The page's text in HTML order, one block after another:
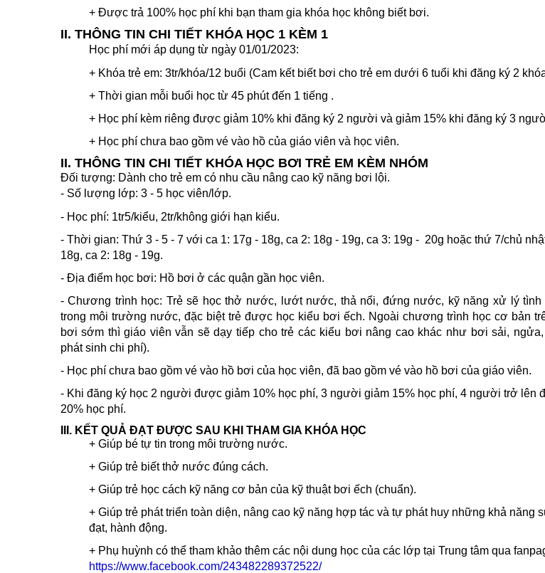
+ Được trả 100% học phí khi bạn tham gia khóa học không biết bơi.
II. THÔNG TIN CHI TIẾT KHÓA HỌC 1 KÈM 1
Học phí mới áp dụng từ ngày 01/01/2023:
+ Khóa trẻ em: 3tr/khóa/12 buổi (Cam kết biết bơi cho trẻ em dưới 6 tuổi khi đăng ký 2
+ Thời gian mỗi buổi học từ 45 phút đến 1 tiếng .
+ Học phí kèm riêng được giảm 10% khi đăng ký 2 người và giảm 15% khi đăng ký 3
+ Học phí chưa bao gồm vé vào hồ của giáo viên và học viên.
II. THÔNG TIN CHI TIẾT KHÓA HỌC BƠI TRẺ EM KÈM NHÓM
Đối tượng: Dành cho trẻ em có nhu cầu nâng cao kỹ năng bơi lội.
- Số lượng lớp: 3 - 5 học viên/lớp.
- Học phí: 1tr5/kiểu, 2tr/không giới hạn kiểu.
- Thời gian: Thứ 3 - 5 - 7 với ca 1: 17g - 18g, ca 2: 18g - 19g, ca 3: 19g -  20g hoặc thứ 7/chủ
18g, ca 2: 18g - 19g.
- Địa điểm học bơi: Hồ bơi ở các quận gần học viên.
- Chương trình học: Trẻ sẽ học thở nước, lướt nước, thả nổi, đứng nước, kỹ năng xử lý tình
trong môi trường nước, đặc biệt trẻ được học kiểu bơi ếch. Ngoài chương trình học cơ bản
bơi sớm thì giáo viên vẫn sẽ dạy tiếp cho trẻ các kiểu bơi nâng cao khác như bơi sải,
phát sinh chi phí).
- Học phí chưa bao gồm vé vào hồ bơi của học viên, đã bao gồm vé vào hồ bơi của giáo viên.
- Khi đăng ký học 2 người được giảm 10% học phí, 3 người giảm 15% học phí, 4 người trở lên
20% học phí.
III. KẾT QUẢ ĐẠT ĐƯỢC SAU KHI THAM GIA KHÓA HỌC
+ Giúp bé tự tin trong môi trường nước.
+ Giúp trẻ biết thở nước đúng cách.
+ Giúp trẻ học cách kỹ năng cơ bản của kỹ thuật bơi ếch (chuẩn).
+ Giúp trẻ phát triển toàn diện, nâng cao kỹ năng hợp tác và tự phát huy những khả năng
đạt, hành động.
+ Phụ huỳnh có thể tham khảo thêm các nội dung học của các lớp tại Trung tâm qua
https://www.facebook.com/243482289372522/